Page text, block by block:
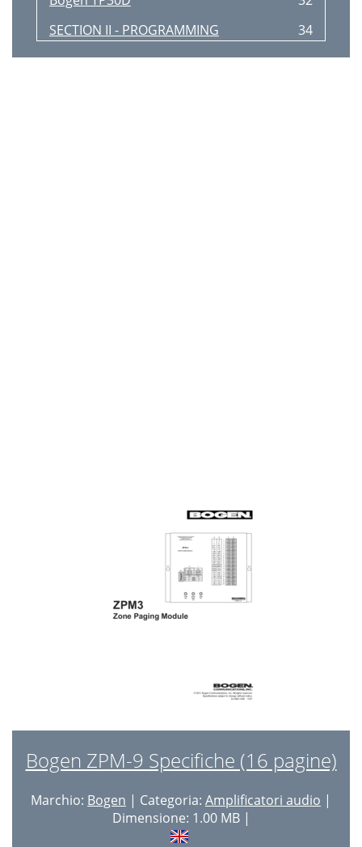
SECTION II - PROGRAMMING
34
Bogen ZPM-9 Specifiche (16 pagine)
Marchio: Bogen | Categoria: Amplificatori audio |
Dimensione: 1.00 MB |